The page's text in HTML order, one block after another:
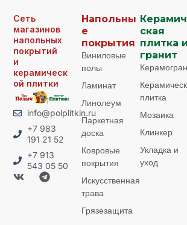
Сеть
магазинов
напольных
покрытий
и
керамическ
ой плитки
info@polplitkin.ru
+7 983
191 21 52
+7 913
543 05 50
Напольны
е
покрытия
Виниловые
полы
Ламинат
Линолеум
Паркетная
доска
Ковровые
покрытия
Искусственная
трава
Грязезащита
ская
плитка и
гранит
плитка
Мозаика
Клинкер
Укладка и
уход